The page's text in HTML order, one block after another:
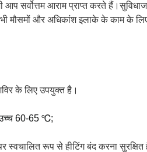
आप सर्वोत्तम आराम प्राप्त करते
मौसमों और अधिकांश इलाके के काम के
के लिए उपयुक्त है।
60-65 ℃;
स्वचालित रूप से हीटिंग बंद करना सुरक्षित